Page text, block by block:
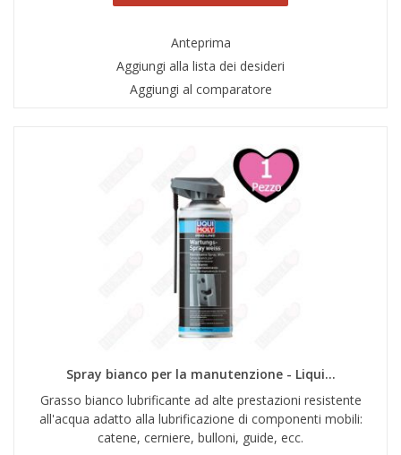
Anteprima
Aggiungi alla lista dei desideri
Aggiungi al comparatore
Spray bianco per la manutenzione - Liqui...
Grasso bianco lubrificante ad alte prestazioni resistente
all'acqua adatto alla lubrificazione di componenti mobili:
catene, cerniere, bulloni, guide, ecc.